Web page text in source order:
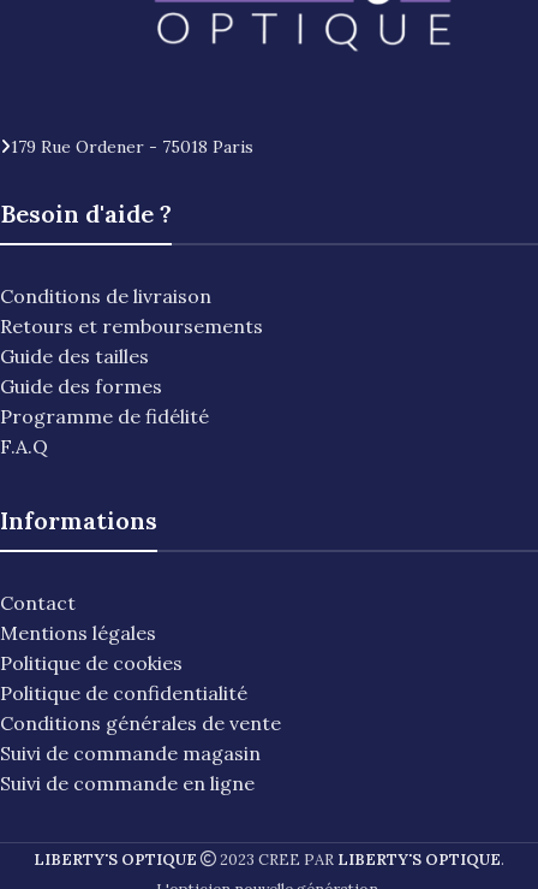
179 Rue Ordener - 75018 Paris
Besoin d'aide ?
Conditions de livraison
Retours et remboursements
Guide des tailles
Guide des formes
Programme de fidélité
F.A.Q
Informations
Contact
Mentions légales
Politique de cookies
Politique de confidentialité
Conditions générales de vente
Suivi de commande magasin
Suivi de commande en ligne
LIBERTY'S OPTIQUE 2023 CREE PAR LIBERTY'S OPTIQUE.